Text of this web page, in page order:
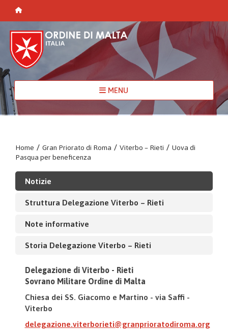
MENU
Home / Gran Priorato di Roma / Viterbo – Rieti / Uova di
Pasqua per beneficenza
Notizie
Struttura Delegazione Viterbo – Rieti
Note informative
Storia Delegazione Viterbo – Rieti
Delegazione di Viterbo - Rieti
Sovrano Militare Ordine di Malta
Chiesa dei SS. Giacomo e Martino - via Saffi -
Viterbo
delegazione.viterborieti@granprioratodiroma.org